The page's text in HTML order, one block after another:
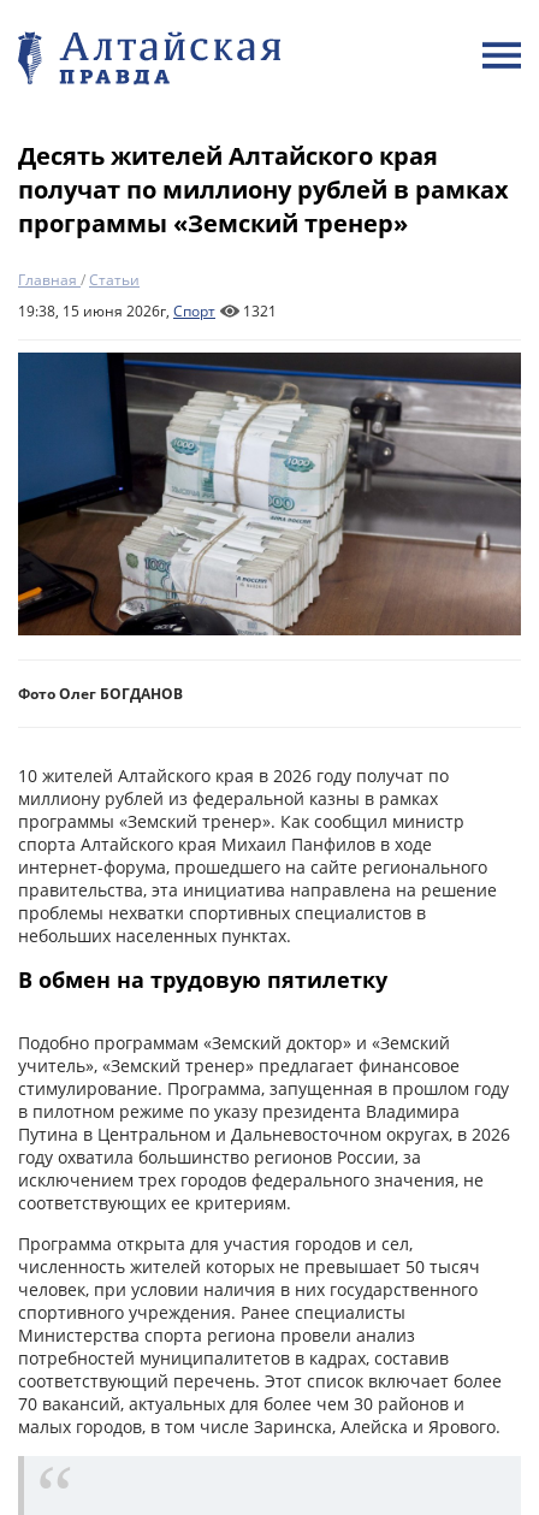
Десять жителей Алтайского края
получат по миллиону рублей в рамках
программы «Земский тренер»
Главная /Статьи
19:38, 15 июня 2026г, Спорт 1321
Фото Олег БОГДАНОВ
10 жителей Алтайского края в 2026 году получат по
миллиону рублей из федеральной казны в рамках
программы «Земский тренер». Как сообщил министр
спорта Алтайского края Михаил Панфилов в ходе
интернет-форума, прошедшего на сайте регионального
правительства, эта инициатива направлена на решение
проблемы нехватки спортивных специалистов в
небольших населенных пунктах.
В обмен на трудовую пятилетку
Подобно программам «Земский доктор» и «Земский
учитель», «Земский тренер» предлагает финансовое
стимулирование. Программа, запущенная в прошлом году
в пилотном режиме по указу президента Владимира
Путина в Центральном и Дальневосточном округах, в 2026
году охватила большинство регионов России, за
исключением трех городов федерального значения, не
соответствующих ее критериям.
Программа открыта для участия городов и сел,
численность жителей которых не превышает 50 тысяч
человек, при условии наличия в них государственного
спортивного учре­ждения. Ранее специалисты
Министерства спорта региона провели анализ
потребностей муниципалитетов в кадрах, составив
соответствующий перечень. Этот список включает более
70 вакансий, актуальных для более чем 30 районов и
малых городов, в том числе Заринска, Алейска и Ярового.